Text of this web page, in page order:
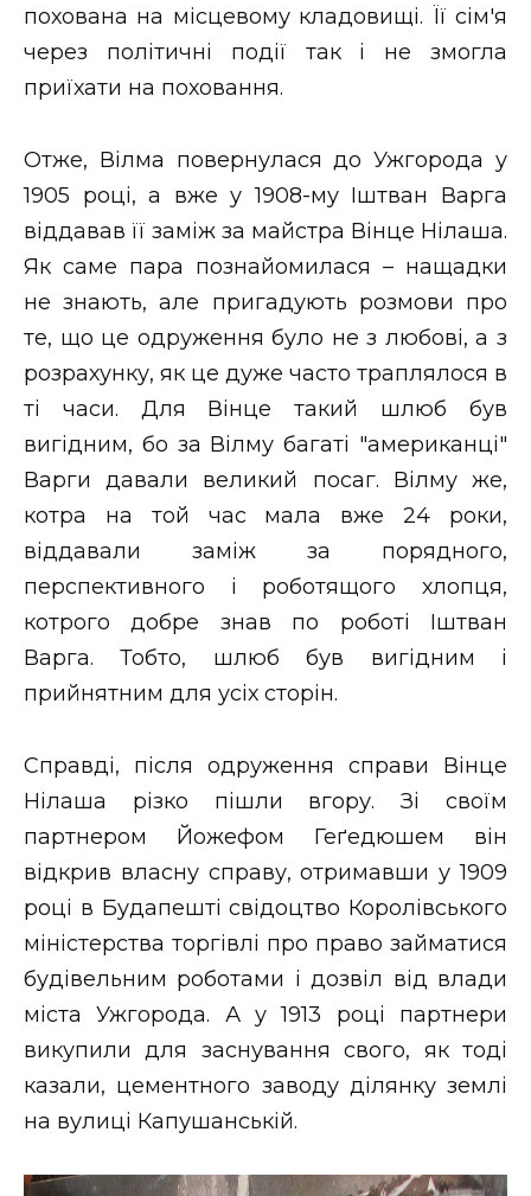
похована на місцевому кладовищі. Її сім'я
через політичні події так і не змогла
приїхати на поховання.
Отже, Вілма повернулася до Ужгорода у
1905 році, а вже у 1908-му Іштван Варга
віддавав її заміж за майстра Вінце Нілаша.
Як саме пара познайомилася – нащадки
не знають, але пригадують розмови про
те, що це одруження було не з любові, а з
розрахунку, як це дуже часто траплялося в
ті часи. Для Вінце такий шлюб був
вигідним, бо за Вілму багаті "американці"
Варги давали великий посаг. Вілму же,
котра на той час мала вже 24 роки,
віддавали заміж за порядного,
перспективного і роботящого хлопця,
котрого добре знав по роботі Іштван
Варга. Тобто, шлюб був вигідним і
прийнятним для усіх сторін.
Справді, після одруження справи Вінце
Нілаша різко пішли вгору. Зі своїм
партнером Йожефом Геґедюшем він
відкрив власну справу, отримавши у 1909
році в Будапешті свідоцтво Королівського
міністерства торгівлі про право займатися
будівельним роботами і дозвіл від влади
міста Ужгорода. А у 1913 році партнери
викупили для заснування свого, як тоді
казали, цементного заводу ділянку землі
на вулиці Капушанській.